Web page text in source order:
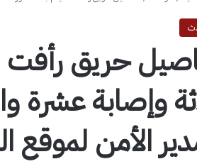
حريق
وإصابة عشرة
الأمن لموقع